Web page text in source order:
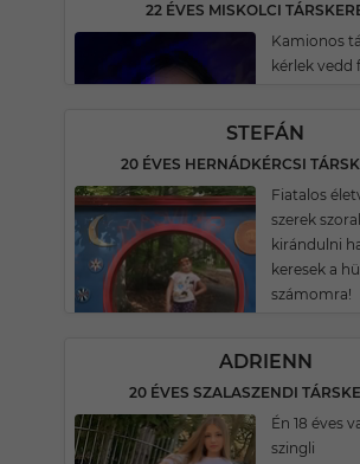
22 ÉVES MISKOLCI
Kamionos
kérlek vedd
STEFÁN
20 ÉVES HERNÁDKÉRCSI
Fiatalos
szerek
kirándulni
keresek a
számomra!
ADRIENN
20 ÉVES SZALASZENDI
Én 18 éves
szingli